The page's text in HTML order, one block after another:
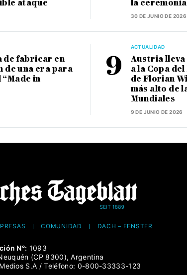
ataque
la ceremonia
30 DE JUNIO DE 2026
de fabricar en
de una era para
in
ACTUALIDAD
Austria
a la Copa
de Florian
más alto de
Mundiales
9 DE JUNIO DE 2026
COMUNIDAD DACH – FENSTER
N°: 1093
(CP 8300), Argentina
S.A / Teléfono: 0-800-33333-123